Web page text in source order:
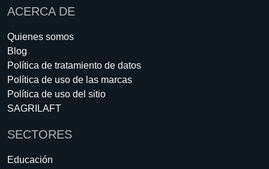
ACERCA DE
Quienes somos
Blog
Política de tratamiento de datos
Política de uso de las marcas
Política de uso del sitio
SAGRILAFT
SECTORES
Educación